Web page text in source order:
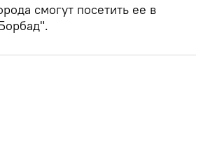
смогут посетить ее в